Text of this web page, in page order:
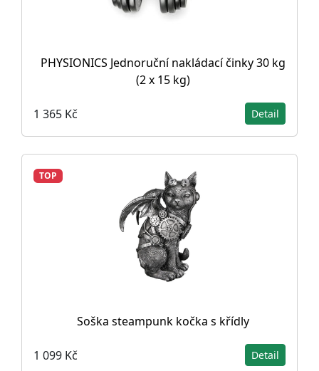
PHYSIONICS Jednoruční nakládací činky 30 kg
(2 x 15 kg)
1 365 Kč Detail
TOP
Soška steampunk kočka s křídly
1 099 Kč Detail